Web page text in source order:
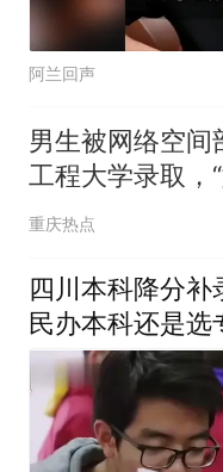
阿兰回声
男生被网络空间
工程大学录取，
为了个人的利益
重庆热点
四川本科降分
民办本科还是选